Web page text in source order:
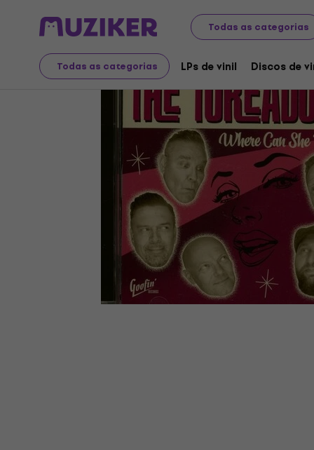
Todas as categorias
Todas as categorias LPs de vinil Discos de
Discos LP e CDs
LPs de vinil